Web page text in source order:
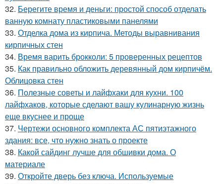
32. Берегите время и деньги: простой способ отделать
ванную комнату пластиковыми панелями
33. Отделка дома из кирпича. Методы выравнивания
кирпичных стен
34. Время варить брокколи: 5 проверенных рецептов
35. Как правильно обложить деревянный дом кирпичём.
Облицовка стен
36. Полезные советы и лайфхаки для кухни. 100
лайфхаков, которые сделают вашу кулинарную жизнь
еще вкуснее и проще
37. Чертежи основного комплекта АС пятиэтажного
здания: все, что нужно знать о проекте
38. Какой сайдинг лучше для обшивки дома. О
материале
39. Откройте дверь без ключа. Используемые